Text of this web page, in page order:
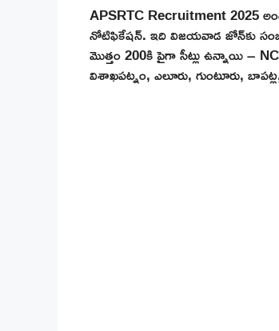
APSRTC Recruitment 2025
నోటిఫికేషన్. ఇది విజయవాడ జోన్‌కు
మొత్తం 200కి పైగా సీట్లు ఉన్నాయి –
విశాఖపట్నం, ఎలూరు, గుంటూరు,